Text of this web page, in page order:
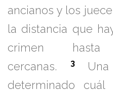
ancianos y los
la distancia que
crimen
cercanas.
3
determinado